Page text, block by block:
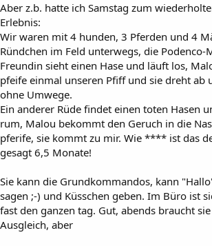
Aber z.b. hatte ich Samstag zum
Erlebnis:
Wir waren mit 4 hunden, 3 Pferden und 4
Ründchen im Feld unterwegs, die
Freundin sieht einen Hase und läuft los,
pfeife einmal unseren Pfiff und sie dreht ab
ohne Umwege.
Ein anderer Rüde findet einen toten Hasen
rum, Malou bekommt den Geruch in die
pferife, sie kommt zu mir. Wie **** ist das
gesagt 6,5 Monate!
Sie kann die Grundkommandos, kann
sagen ;-) und Küsschen geben. Im Büro ist
fast den ganzen tag. Gut, abends braucht
Ausgleich, aber